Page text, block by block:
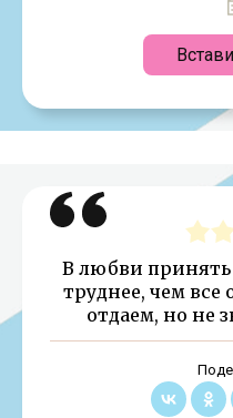
В любви принять
труднее, чем все
отдаем, но не